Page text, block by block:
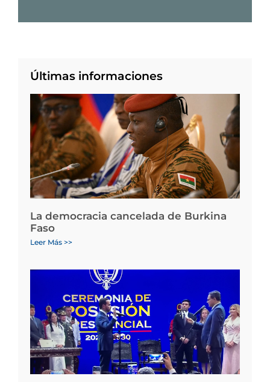
Últimas informaciones
La democracia cancelada de Burkina
Faso
Leer Más >>